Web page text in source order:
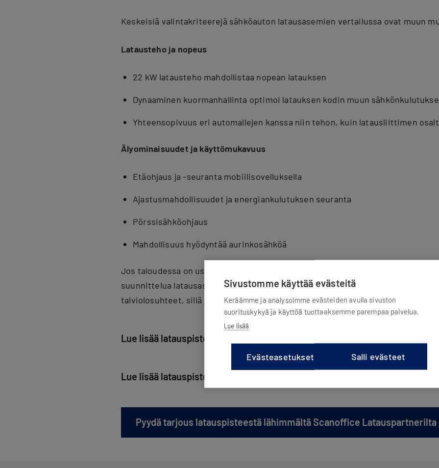
Keskeisiä valintakriteerejä sähköauton latausasemien vertailussa ovat muun
Latausteho ja nopeus
22 kW latausteho mahdollistaa nopean latauksen
Dynaaminen kuormanhallinta optimoi latauksen kodin muun
Yhteensopivuus eri automallejen kanssa niin tehon, kuin latausliittimen
Älyominaisuudet ja käyttömukavuus
Etäohjaus ja -seuranta mobiilisovelluksella
Ajastusmahdollisuudet ja energiankulutuksen seuranta
Pörssisähköohjaus
Mahdollisuus hyödyntää aurinkosähköä
Jos taloudessa on useampi sähköauto,
suunnittelua latausaseman tehojen ja sähköverkon kapasiteetin osalta.
talviolosuhteet, sillä
sähköautoilu talvellakuluttaa usein enemmän energiaa.
Lue lisää latauspisteiden latausnopeudesta
Lue lisää latauspisteiden älykkäistä ominaisuuksista
Pyydä tarjous latauspisteestä lähimmältä Scanoffice Latauspartnerilta
Sivustomme käyttää evästeitä
Keräämme ja analysoimme evästeiden avulla sivuston
suorituskykyä ja käyttöä tuottaaksemme parempaa palvelua.
Lue lisää
Evästeasetukset Salli evästeet